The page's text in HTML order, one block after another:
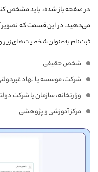
در صفحه‌ باز شده، باید مشخص
می‌دهید. در این قسمت که تصویر
ثبت‌نام به‌عنوان شخصیت‌های زیر
شخص حقیقی
شرکت، موسسه یا نهاد
وزارتخانه، سازمان یا شرکت
مرکز آموزشی و پژوهشی